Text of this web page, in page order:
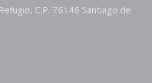
C.P. 76146 Santiago de